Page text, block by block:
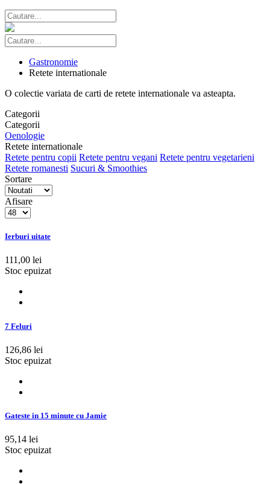
Gastronomie
Retete internationale
O colectie variata de carti de retete internationale va asteapta.
Categorii
Categorii
Oenologie
Retete internationale
Retete pentru copii Retete pentru vegani Retete pentru vegetarieni
Retete romanesti Sucuri & Smoothies
Sortare
Afisare
Ierburi uitate
111,00 lei
Stoc epuizat
7 Feluri
126,86 lei
Stoc epuizat
Gateste in 15 minute cu Jamie
95,14 lei
Stoc epuizat